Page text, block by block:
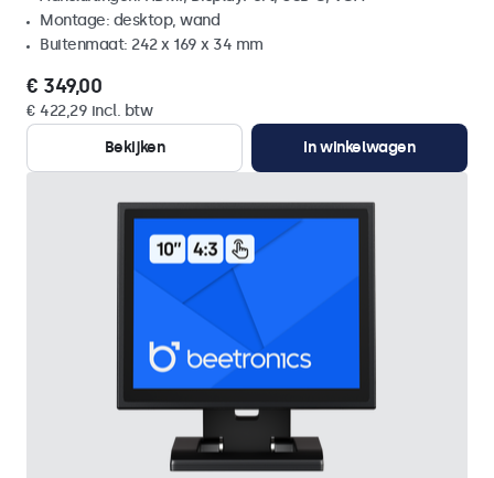
Montage: desktop, wand
Buitenmaat: 242 x 169 x 34 mm
€ 349,00
€ 422,29 incl. btw
Bekijken
In winkelwagen